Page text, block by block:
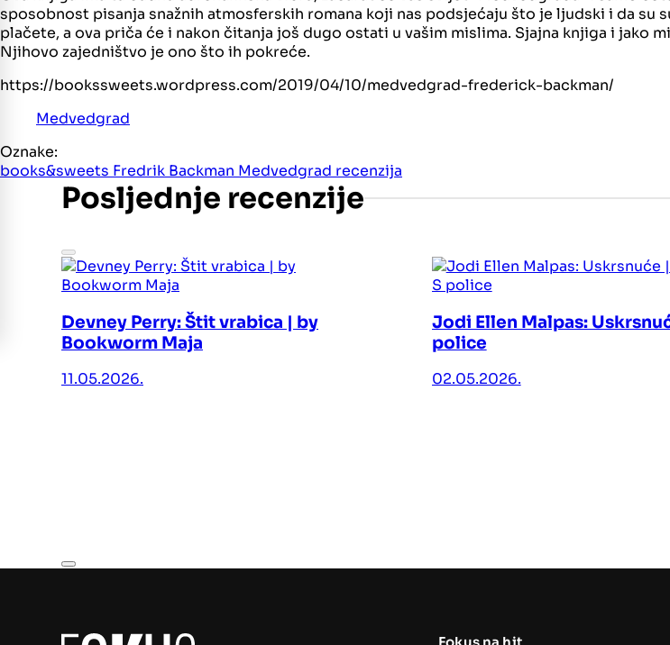
sposobnost pisanja snažnih atmosferskih romana koji nas podsjećaju što je ljudski i da
plačete, a ova priča će i nakon čitanja još dugo ostati u vašim mislima. Sjajna knjiga i jako
Njihovo zajedništvo je ono što ih pokreće.
https://bookssweets.wordpress.com/2019/04/10/medvedgrad-frederick-backman/
Medvedgrad
Oznake:
books&sweets Fredrik Backman Medvedgrad recenzija
Posljednje recenzije
Devney Perry: Štit vrabica | by
Bookworm Maja
11.05.2026.
Jodi Ellen Malpas:
police
02.05.2026.